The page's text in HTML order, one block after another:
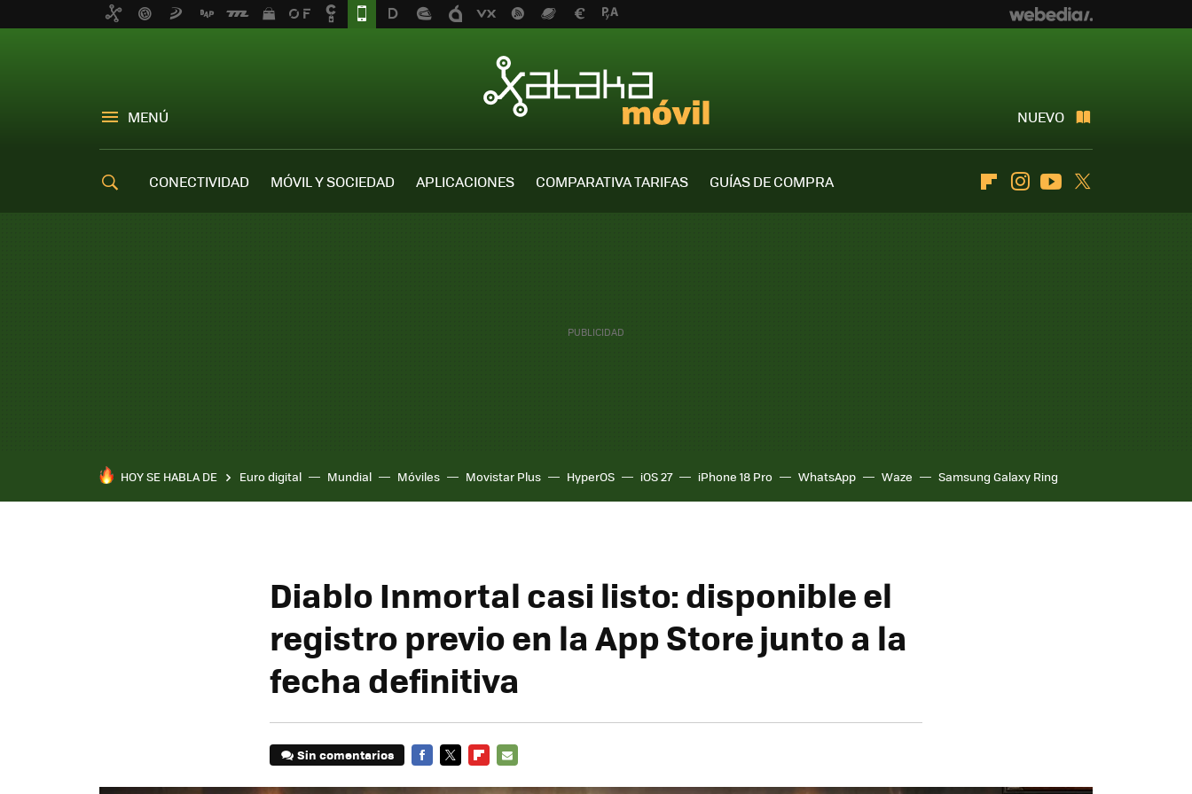
MENÚ NUEVO
CONECTIVIDAD MÓVIL Y SOCIEDAD APLICACIONES COMPARATIVA TARIFAS
GUÍAS DE COMPRA
FlipboardInstagramYoutube
HOY SE HABLA DE Euro digital Mundial Móviles Movistar Plus HyperOS iOS 27 iPhone 18 Pro WhatsApp Waze Samsung Galaxy Ring
Diablo Inmortal casi listo: disponible el
registro previo en la App Store junto a la
fecha definitiva
Sin comentarios